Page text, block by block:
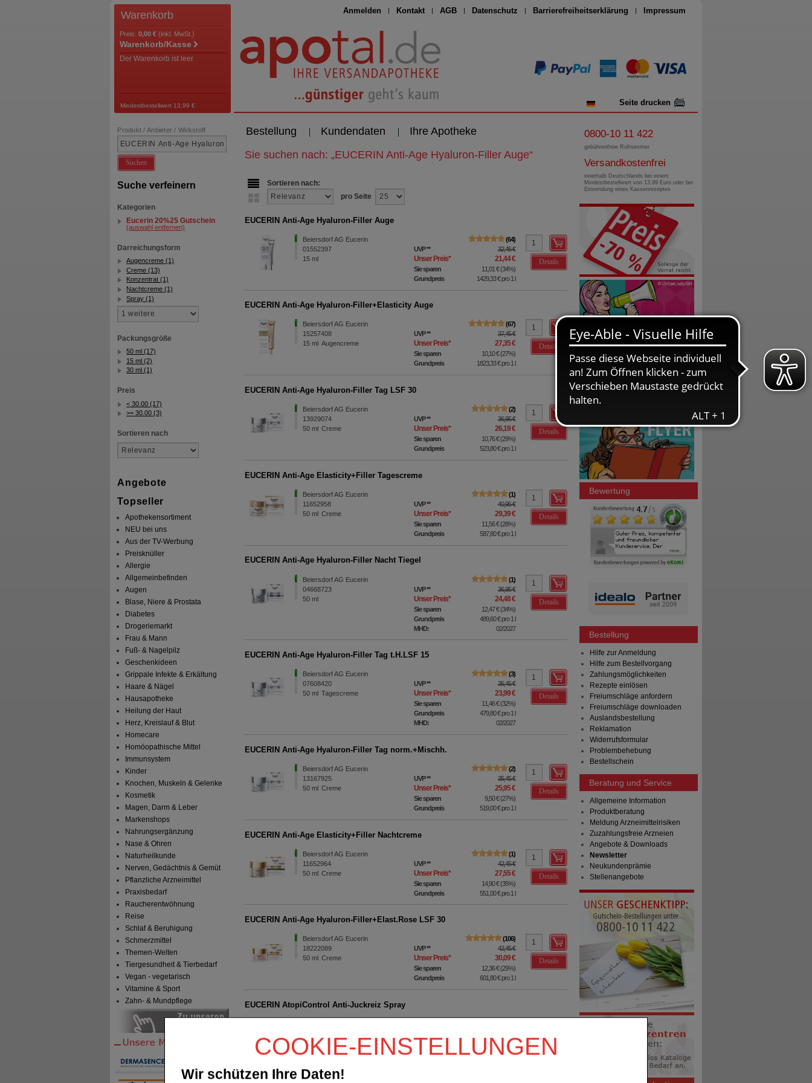
COOKIE-EINSTELLUNGEN
Wir schützen Ihre Daten!
Anmelden Kontakt AGB Datenschutz Barrierefreiheitserklärung Impressum
Seite drucken
Warenkorb
Preis: 0,00 € (inkl. MwSt.)
Warenkorb/Kasse
Der Warenkorb ist leer
Mindestbestellwert 13,99 €
Bestellung Kundendaten Ihre Apotheke
Produkt / Anbieter / Wirkstoff
Suchen
Suche verfeinern
Kategorien
Eucerin 20%25 Gutschein
(auswahl entfernen)
Darreichungsform
Augencreme (1)
Creme (13)
Konzentrat (1)
Nachtcreme (1)
Spray (1)
Packungsgröße
50 ml (17)
15 ml (2)
30 ml (1)
Preis
< 30.00 (17)
>= 30.00 (3)
Sortieren nach
Angebote
Topseller
Apothekensortiment
NEU bei uns
Aus der TV-Werbung
Preisknüller
Allergie
Allgemeinbefinden
Augen
Blase, Niere & Prostata
Diabetes
Drogeriemarkt
Frau & Mann
Fuß- & Nagelpilz
Geschenkideen
Grippale Infekte & Erkältung
Haare & Nägel
Hausapotheke
Heilung der Haut
Herz, Kreislauf & Blut
Homecare
Homöopathische Mittel
Immunsystem
Kinder
Knochen, Muskeln & Gelenke
Kosmetik
Magen, Darm & Leber
Markenshops
Nahrungsergänzung
Nase & Ohren
Naturheilkunde
Nerven, Gedächtnis & Gemüt
Pflanzliche Arzneimittel
Praxisbedarf
Raucherentwöhnung
Reise
Schlaf & Beruhigung
Schmerzmittel
Themen-Welten
Tiergesundheit & Tierbedarf
Vegan - vegetarisch
Vitamine & Sport
Zahn- & Mundpflege
Sie suchen nach: „EUCERIN Anti-Age Hyaluron-Filler Auge“
Sortieren nach:
pro Seite
EUCERIN Anti-Age Hyaluron-Filler Auge
Beiersdorf AG Eucerin
01552397
15 ml
64
UVP** 32,45 €
Unser Preis* 21,44 €
Sie sparen 11,01 €(34%)
Grundpreis
1429,33 €pro 1 l
Details
EUCERIN Anti-Age Hyaluron-Filler+Elasticity Auge
Beiersdorf AG Eucerin
15257408
15 ml Augencreme
67
UVP** 37,45 €
Unser Preis* 27,35 €
Sie sparen 10,10 €(27%)
Grundpreis
1823,33 €pro 1 l
Details
EUCERIN Anti-Age Hyaluron-Filler Tag LSF 30
Beiersdorf AG Eucerin
13929074
50 ml Creme
2
UVP** 36,95 €
Unser Preis* 26,19 €
Sie sparen 10,76 €(29%)
Grundpreis
523,80 €pro 1 l
Details
EUCERIN Anti-Age Elasticity+Filler Tagescreme
Beiersdorf AG Eucerin
11652958
50 ml Creme
1
UVP** 40,95 €
Unser Preis* 29,39 €
Sie sparen 11,56 €(28%)
Grundpreis
587,80 €pro 1 l
Details
EUCERIN Anti-Age Hyaluron-Filler Nacht Tiegel
Beiersdorf AG Eucerin
04668723
50 ml
1
UVP** 36,95 €
Unser Preis* 24,48 €
Sie sparen 12,47 €(34%)
Grundpreis
489,60 €pro 1 l
MHD:
02/2027
Details
EUCERIN Anti-Age Hyaluron-Filler Tag t.H.LSF 15
Beiersdorf AG Eucerin
07608420
50 ml Tagescreme
3
UVP** 35,45 €
Unser Preis* 23,99 €
Sie sparen 11,46 €(32%)
Grundpreis
479,80 €pro 1 l
MHD:
02/2027
Details
EUCERIN Anti-Age Hyaluron-Filler Tag norm.+Mischh.
Beiersdorf AG Eucerin
13167925
50 ml Creme
2
UVP** 35,45 €
Unser Preis* 25,95 €
Sie sparen 9,50 €(27%)
Grundpreis
519,00 €pro 1 l
Details
EUCERIN Anti-Age Elasticity+Filler Nachtcreme
Beiersdorf AG Eucerin
11652964
50 ml Creme
1
UVP** 42,45 €
Unser Preis* 27,55 €
Sie sparen 14,90 €(35%)
Grundpreis
551,00 €pro 1 l
Details
EUCERIN Anti-Age Hyaluron-Filler+Elast.Rose LSF 30
Beiersdorf AG Eucerin
18222089
50 ml Creme
106
UVP** 42,45 €
Unser Preis* 30,09 €
Sie sparen 12,36 €(29%)
Grundpreis
601,80 €pro 1 l
Details
EUCERIN AtopiControl Anti-Juckreiz Spray
50
ml Spray Unser Preis 13,09 €
Sie sparen 4,86 €(27%)
Details
0800-10 11 422
gebührenfreie Rufnummer
Versandkostenfrei
innerhalb Deutschlands bei einem
Mindestbestellwert von 13,99 Euro oder bei
Einsendung eines Kassenrezeptes
Bewertung
Bestellung
Hilfe zur Anmeldung
Hilfe zum Bestellvorgang
Zahlungsmöglichkeiten
Rezepte einlösen
Freiumschläge anfordern
Freiumschläge downloaden
Auslandsbestellung
Reklamation
Widerrufsformular
Problembehebung
Bestellschein
Beratung und Service
Allgemeine Information
Produktberatung
Meldung Arzneimittelrisiken
Zuzahlungsfreie Arzneien
Angebote & Downloads
Newsletter
Neukundenprämie
Stellenangebote